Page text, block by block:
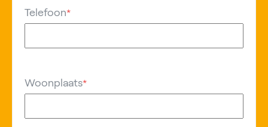
Telefoon*
Woonplaats*